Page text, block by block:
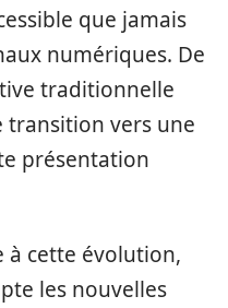
que jamais
numériques. De
traditionnelle
transition vers une
présentation
à cette évolution,
les nouvelles